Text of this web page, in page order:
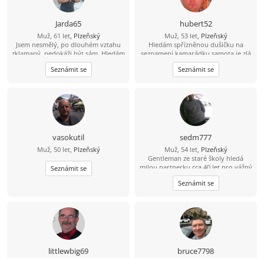
Jarda65
Muž, 61 let, Plzeňský
Jsem nesmělý, po dlouhém vztahu
zklamaný, nedokáži být sám. Hledám
někoho do týmu na život.
Seznámit se
hubert52
Muž, 53 let, Plzeňský
Hledám spřízněnou dušičku na
seznameni kamarádku samota je zlá
mám rád toulky přírodou cyklistiku
na výlety a na večerní procházky
jsem romantik
Seznámit se
vasokutil
Muž, 50 let, Plzeňský
Seznámit se
sedm777
Muž, 54 let, Plzeňský
Gentleman ze staré školy hledá
milou partnerku cca 40 let pro vážný
vztah -rodinu? Jen bezdětnou.
Seznámit se
littlewbig69 bruce7798